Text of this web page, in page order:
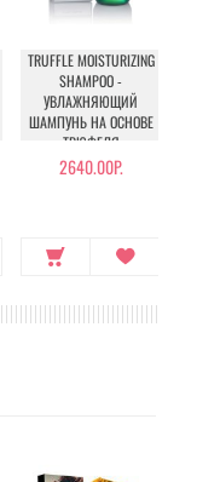
TRUFFLE MOISTURIZING
SHAMPOO -
УВЛАЖНЯЮЩИЙ
ШАМПУНЬ НА ОСНОВЕ
ТРЮФЕЛЯ
2640.00Р.